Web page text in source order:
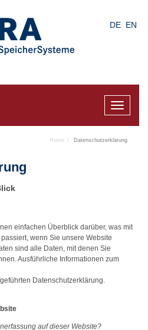
DE EN
Toggle
Home Datenschutzerklärung
einfachen Überblick darüber, was mit
wenn Sie unsere Website
sind alle Daten, mit denen Sie
Ausführliche Informationen zum
Datenschutzerklärung.
auf dieser Website?